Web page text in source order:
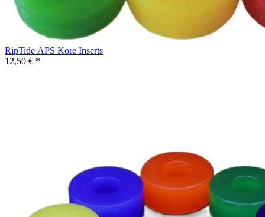
RipTide APS Kore Inserts
12,50 € *